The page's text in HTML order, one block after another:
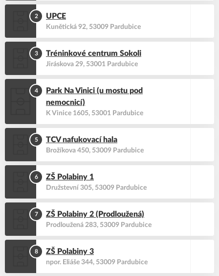
UPCE
Kunětická 92, 53009 Pardubice
2
Tréninkové centrum Sokoli
Jiráskova 29, 53001 Pardubice
3
Park Na Vinici (u mostu pod
nemocnicí)
K Vinice 1605, 53001 Pardubice
4
TCV nafukovací hala
Brožíkova 450, 53009 Pardubice
5
ZŠ Polabiny 1
Družstevní 305, 53009 Pardubice
6
ZŠ Polabiny 2 (Prodloužená)
Prodloužená 283, 53009 Pardubice
7
ZŠ Polabiny 3
npor. Eliáše 344, 53009 Pardubice
8